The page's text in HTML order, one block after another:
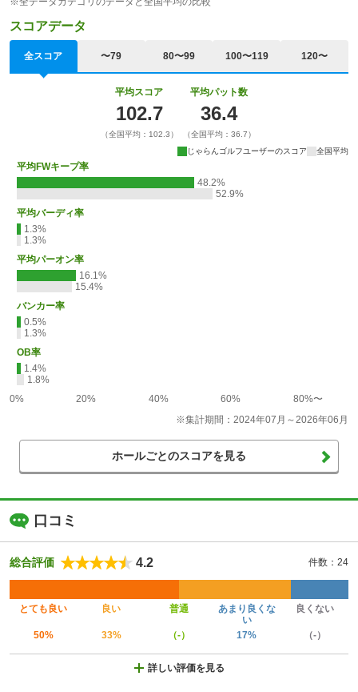
スコアデータ
全スコア 〜79 80〜99 100〜119 120〜
平均スコア
102.7
（全国平均：102.3）
平均パット数
36.4
（全国平均：36.7）
じゃらんゴルフユーザーのスコア
全国平均
平均FWキープ率
48.2%
52.9%
平均バーディ率
1.3%
1.3%
平均パーオン率
16.1%
15.4%
バンカー率
0.5%
1.3%
OB率
1.4%
1.8%
0%
20% 40% 60%
80%〜
※集計期間：2024年07月～2026年06月
ホールごとのスコアを見る
口コミ
総合評価 4.2 件数：24
とても良い 良い 普通
あまり良くな
い
良くない
50% 33% （-） 17% （-）
詳しい評価を見る